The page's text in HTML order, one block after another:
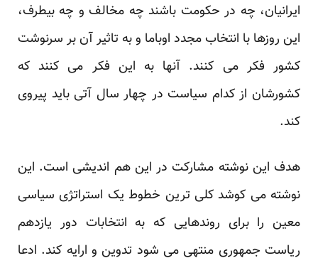
ایرانیان، چه در حکومت باشند چه مخالف و چه بیطرف،
این روزها با انتخاب مجدد اوباما و به تاثیر آن بر سرنوشت
کشور فکر می کنند. آنها به این فکر می کنند که
کشورشان از کدام سیاست در چهار سال آتی باید پیروی
کند.
هدف این نوشته مشارکت در این هم اندیشی است. این
نوشته می کوشد کلی ترین خطوط یک استراتژی سیاسی
معین را برای روندهایی که به انتخابات دور یازدهم
ریاست جمهوری منتهی می شود تدوین و ارایه کند. ادعا